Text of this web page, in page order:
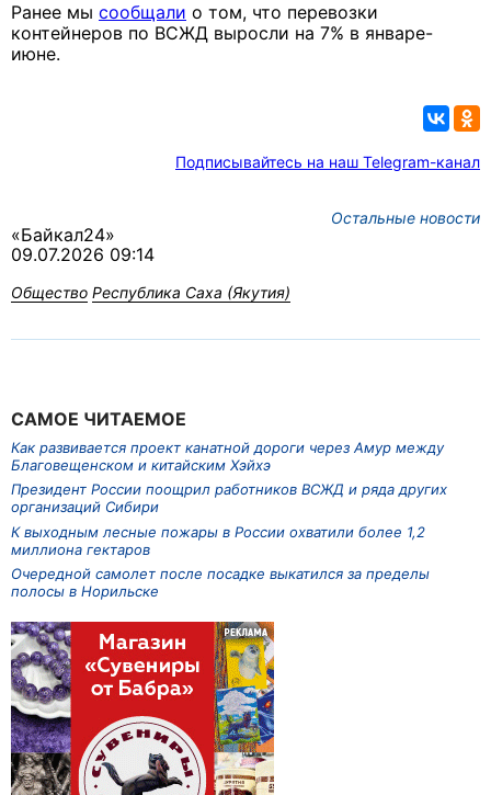
Ранее мы сообщали о том, что перевозки
контейнеров по ВСЖД выросли на 7% в январе-
июне.
Подписывайтесь на наш Telegram-канал
Остальные новости
«Байкал24»
09.07.2026 09:14
Общество Республика Саха (Якутия)
САМОЕ ЧИТАЕМОЕ
Как развивается проект канатной дороги через Амур между
Благовещенском и китайским Хэйхэ
Президент России поощрил работников ВСЖД и ряда других
организаций Сибири
К выходным лесные пожары в России охватили более 1,2
миллиона гектаров
Очередной самолет после посадке выкатился за пределы
полосы в Норильске